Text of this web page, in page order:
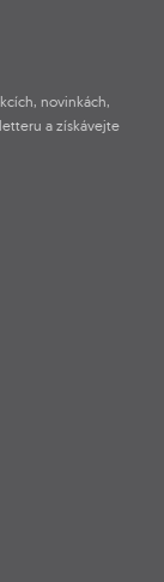
novinkách,
a získávejte